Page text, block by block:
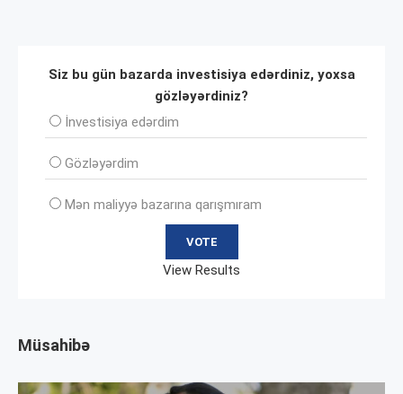
Siz bu gün bazarda investisiya edərdiniz, yoxsa
gözləyərdiniz?
İnvеstisiya edərdim
Gözləyərdim
Mən maliyyə bazarına qarışmıram
View Results
Müsahibə